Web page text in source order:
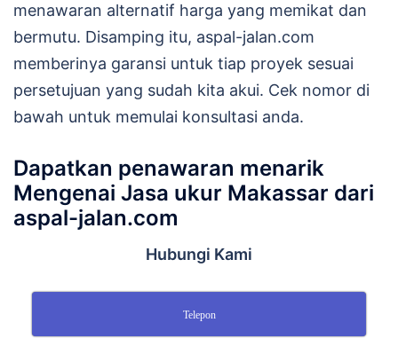
menawaran alternatif harga yang memikat dan
bermutu. Disamping itu, aspal-jalan.com
memberinya garansi untuk tiap proyek sesuai
persetujuan yang sudah kita akui. Cek nomor di
bawah untuk memulai konsultasi anda.
Dapatkan penawaran menarik
Mengenai Jasa ukur Makassar dari
aspal-jalan.com
Hubungi Kami
Telepon